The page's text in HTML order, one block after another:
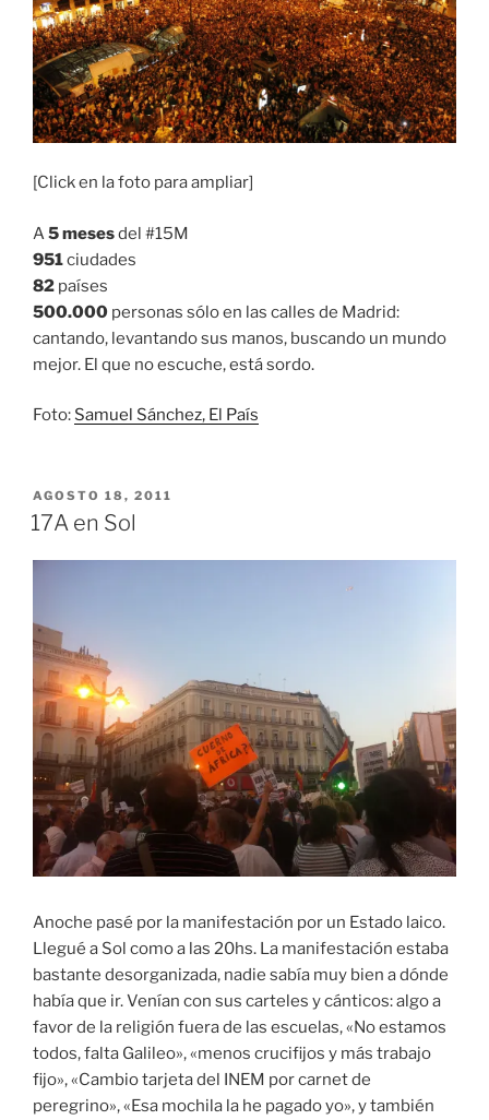
[Click en la foto para ampliar]
A5 mesesdel #15M
951ciudades
82 países
500.000 personas sólo en las calles de Madrid:
cantando, levantando sus manos, buscando un mundo
mejor. El que no escuche, está sordo.
Foto: Samuel Sánchez, El País
PUBLICADO
EL
AGOSTO 18, 2011
17A en Sol
Anoche pasé por la manifestación por un Estado laico.
Llegué a Sol como a las 20hs. La manifestación estaba
bastante desorganizada, nadie sabía muy bien a dónde
había que ir. Venían con sus carteles y cánticos: algo a
favor de la religión fuera de las escuelas, «No estamos
todos, falta Galileo», «menos crucifijos y más trabajo
fijo», «Cambio tarjeta del INEM por carnet de
peregrino», «Esa mochila la he pagado yo», y también